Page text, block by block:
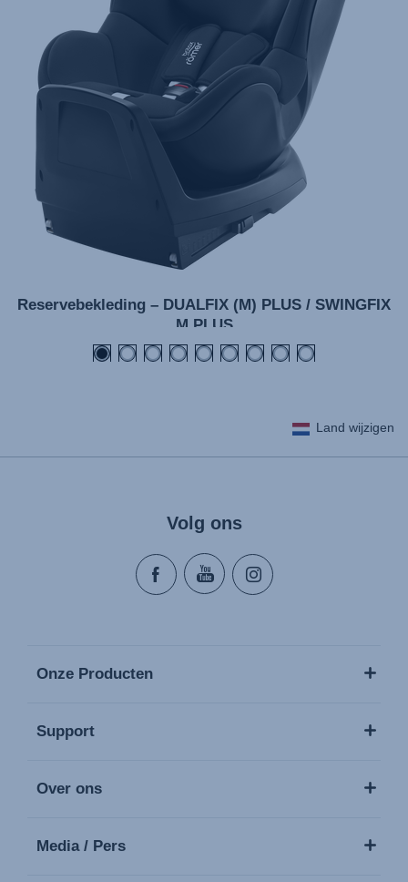
Reservebekleding – DUALFIX (M) PLUS / SWINGFIX
M PLUS
Land wijzigen
Volg ons
Onze Producten
Support
Over ons
Media / Pers